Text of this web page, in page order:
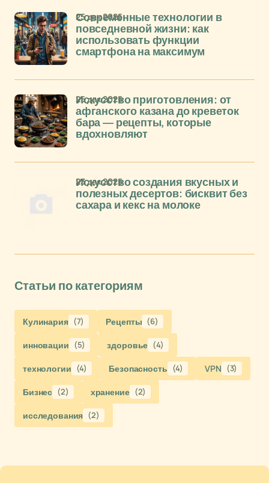
Современные технологии в
повседневной жизни: как
использовать функции
смартфона на максимум
25 дек 2025
Искусство приготовления: от
афганского казана до креветок
бара — рецепты, которые
вдохновляют
25 дек 2025
Искусство создания вкусных и
полезных десертов: бисквит без
сахара и кекс на молоке
23 дек 2025
Статьи по категориям
Кулинария (7) Рецепты (6)
инновации (5) здоровье (4)
технологии (4) Безопасность (4) VPN (3)
Бизнес (2) хранение (2)
исследования (2)